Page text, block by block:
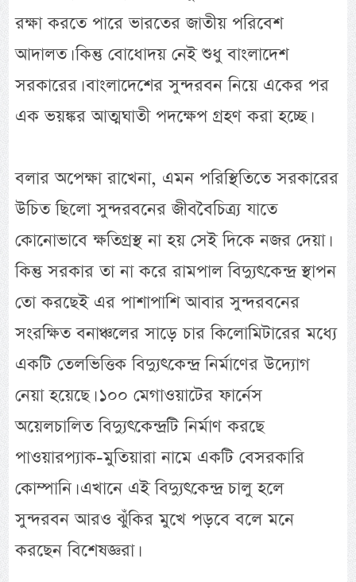
রক্ষা করতে পারে ভারতের জাতীয় পরিবেশ
আদালত। কিন্তু বোধোদয় নেই শুধু বাংলাদেশ
সরকারের। বাংলাদেশের সুন্দরবন নিয়ে একের পর
এক ভয়ঙ্কর আত্মঘাতী পদক্ষেপ গ্রহণ করা হচ্ছে।
বলার অপেক্ষা রাখেনা, এমন পরিস্থিতিতে সরকারের
উচিত ছিলো সুন্দরবনের জীববৈচিত্র্য যাতে
কোনোভাবে ক্ষতিগ্রস্থ না হয় সেই দিকে নজর দেয়া।
কিন্তু সরকার তা না করে রামপাল বিদ্যুৎকেন্দ্র স্থাপন
তো করছেই এর পাশাপাশি আবার সুন্দরবনের
সংরক্ষিত বনাঞ্চলের সাড়ে চার কিলোমিটারের মধ্যে
একটি তেলভিত্তিক বিদ্যুৎকেন্দ্র নির্মাণের উদ্যোগ
নেয়া হয়েছে। ১০০ মেগাওয়াটের ফার্নেস
অয়েলচালিত বিদ্যুৎকেন্দ্রটি নির্মাণ করছে
পাওয়ারপ্যাক-মুতিয়ারা নামে একটি বেসরকারি
কোম্পানি। এখানে এই বিদ্যুৎকেন্দ্র চালু হলে
সুন্দরবন আরও ঝুঁকির মুখে পড়বে বলে মনে
করছেন বিশেষজ্ঞরা।